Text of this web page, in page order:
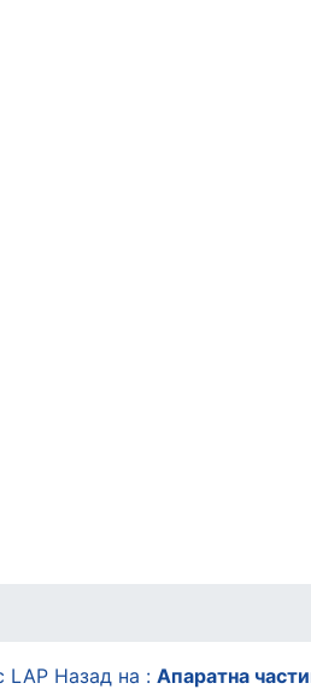
LAP Назад на : Апаратна